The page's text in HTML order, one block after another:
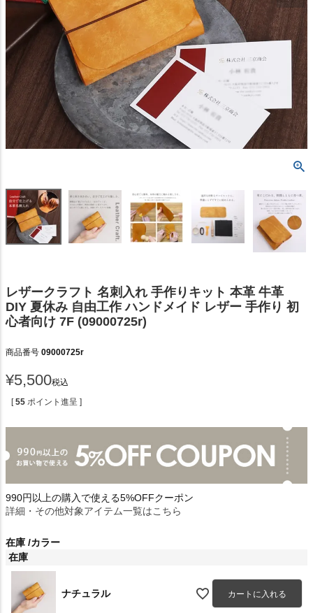
レザークラフト 名刺入れ 手作りキット 本革 牛革
DIY 夏休み 自由工作 ハンドメイド レザー 手作り 初
心者向け 7F (09000725r)
商品番号 09000725r
¥5,500税込
[ 55 ポイント進呈 ]
990円以上の購入で使える5%OFFクーポン
詳細・その他対象アイテム一覧はこちら
在庫 カラー
在庫
ナチュラル カートに入れる